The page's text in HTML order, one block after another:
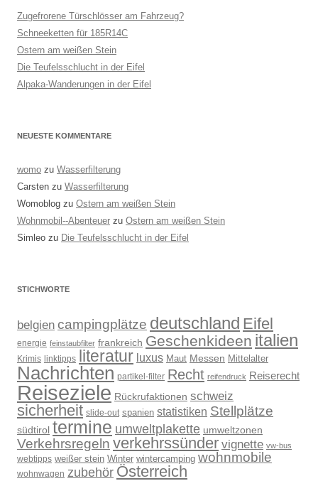
Zugefrorene Türschlösser am Fahrzeug?
Schneeketten für 185R14C
Ostern am weißen Stein
Die Teufelsschlucht in der Eifel
Alpaka-Wanderungen in der Eifel
NEUESTE KOMMENTARE
womo zu Wasserfilterung
Carsten zu Wasserfilterung
Womoblog zu Ostern am weißen Stein
Wohnmobil--Abenteuer zu Ostern am weißen Stein
Simleo zu Die Teufelsschlucht in der Eifel
STICHWORTE
belgien campingplätze deutschland Eifel
energie feinstaubfilter frankreich Geschenkideen italien
Krimis linktipps literatur luxus Maut Messen Mittelalter
Nachrichten partikel-filter Recht reifendruck Reiserecht
Reiseziele Rückrufaktionen schweiz
sicherheit slide-out spanien statistiken Stellplätze
südtirol termine umweltplakette umweltzonen
Verkehrsregeln verkehrssünder vignette vw-bus
webtipps weißer stein Winter wintercamping wohnmobile
wohnwagen zubehör Österreich